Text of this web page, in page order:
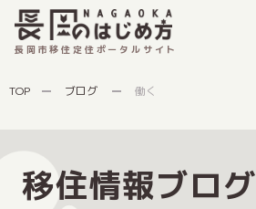
長岡市移住定住ポータルサイト
TOP ブログ 働く
移住情報ブログ